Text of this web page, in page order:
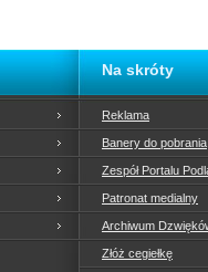
Na skróty
Reklama
Banery do pobrania
Zespół Portalu
Patronat medialny
Archiwum
Złóż cegiełkę